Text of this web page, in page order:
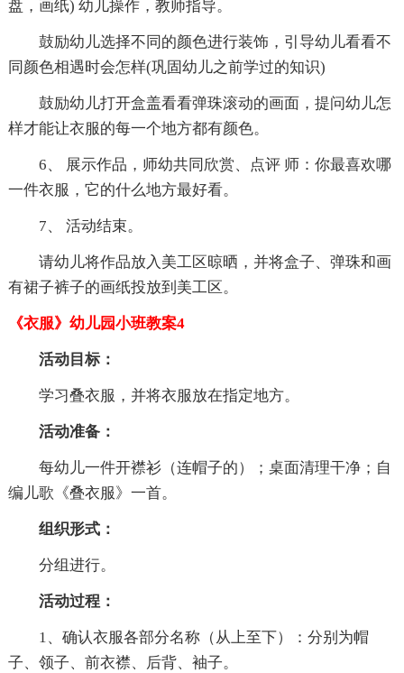
盘，画纸) 幼儿操作，教师指导。
鼓励幼儿选择不同的颜色进行装饰，引导幼儿看看不
同颜色相遇时会怎样(巩固幼儿之前学过的知识)
鼓励幼儿打开盒盖看看弹珠滚动的画面，提问幼儿怎
样才能让衣服的每一个地方都有颜色。
6、 展示作品，师幼共同欣赏、点评 师：你最喜欢哪
一件衣服，它的什么地方最好看。
7、 活动结束。
请幼儿将作品放入美工区晾晒，并将盒子、弹珠和画
有裙子裤子的画纸投放到美工区。
《衣服》幼儿园小班教案4
活动目标：
学习叠衣服，并将衣服放在指定地方。
活动准备：
每幼儿一件开襟衫（连帽子的）；桌面清理干净；自
编儿歌《叠衣服》一首。
组织形式：
分组进行。
活动过程：
1、确认衣服各部分名称（从上至下）：分别为帽
子、领子、前衣襟、后背、袖子。